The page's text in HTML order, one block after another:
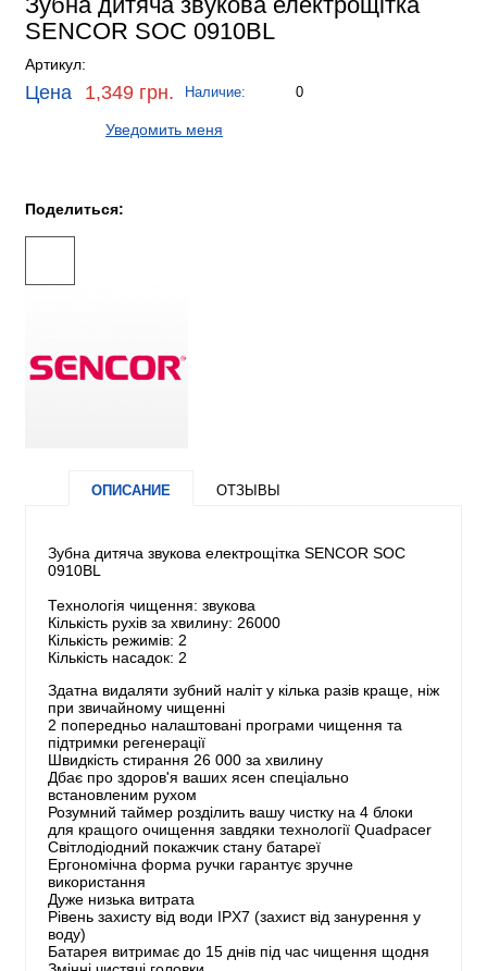
SENCOR SOC 0910BL
Артикул:
Цена 1,349 грн. Наличие: 0
Уведомить меня
Поделиться:
ОПИСАНИЕ ОТЗЫВЫ
Зубна дитяча звукова електрощітка SENCOR SOC
0910BL
Технологія чищення: звукова
Кількість рухів за хвилину: 26000
Кількість режимів: 2
Кількість насадок: 2
Здатна видаляти зубний наліт у кілька разів краще, ніж
при звичайному чищенні
2 попередньо налаштовані програми чищення та
підтримки регенерації
Швидкість стирання 26 000 за хвилину
Дбає про здоров'я ваших ясен спеціально
встановленим рухом
Розумний таймер розділить вашу чистку на 4 блоки
для кращого очищення завдяки технології Quadpacer
Світлодіодний покажчик стану батареї
Ергономічна форма ручки гарантує зручне
використання
Дуже низька витрата
Рівень захисту від води IPX7 (захист від занурення у
воду)
Батарея витримає до 15 днів під час чищення щодня